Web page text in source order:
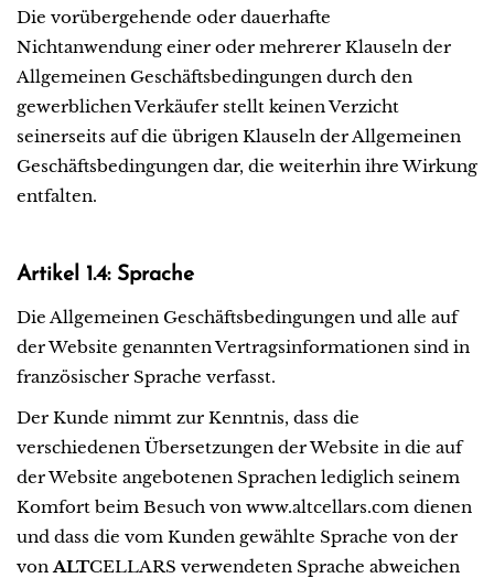
Die vorübergehende oder dauerhafte
Nichtanwendung einer oder mehrerer Klauseln der
Allgemeinen Geschäftsbedingungen durch den
gewerblichen Verkäufer stellt keinen Verzicht
seinerseits auf die übrigen Klauseln der Allgemeinen
Geschäftsbedingungen dar, die weiterhin ihre Wirkung
entfalten.
Artikel 1.4: Sprache
Die Allgemeinen Geschäftsbedingungen und alle auf
der Website genannten Vertragsinformationen sind in
französischer Sprache verfasst.
Der Kunde nimmt zur Kenntnis, dass die
verschiedenen Übersetzungen der Website in die auf
der Website angebotenen Sprachen lediglich seinem
Komfort beim Besuch von www.altcellars.com dienen
und dass die vom Kunden gewählte Sprache von der
vonALTCELLARS verwendeten Sprache abweichen